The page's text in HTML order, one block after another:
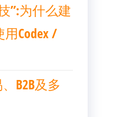
”:为什么建
Codex /
B2B及多